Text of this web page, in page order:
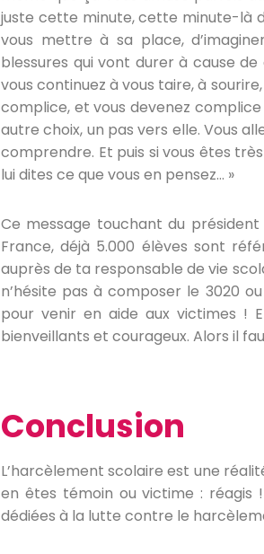
juste cette minute, cette minute-là
vous mettre à sa place,
blessures qui vont durer à cause
vous continuez à vous taire, à
complice, et vous devenez
autre choix, un pas vers elle. Vous
comprendre. Et puis si vous êtes
lui dites ce que vous en pensez… »
Ce message touchant du
France, déjà 5.000 élèves sont
auprès de ta responsable de vie
n’hésite pas à composer le 3020
pour venir en aide aux victimes !
bienveillants et courageux. Alors il
Conclusion
L’harcèlement scolaire est une
en êtes témoin ou victime : réagis
dédiées à la lutte contre le